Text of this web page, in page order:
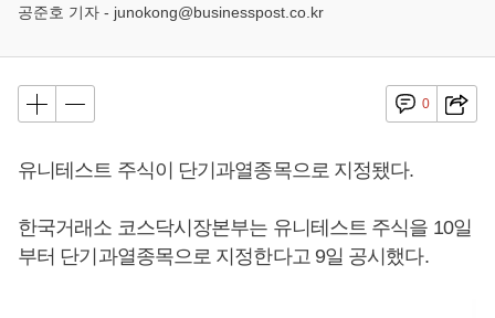
공준호 기자 - junokong@businesspost.co.kr
0
유니테스트 주식이 단기과열종목으로 지정됐다.
한국거래소 코스닥시장본부는 유니테스트 주식을 10일
부터 단기과열종목으로 지정한다고 9일 공시했다.